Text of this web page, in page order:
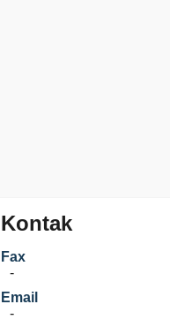
Kontak
Fax
-
Email
-